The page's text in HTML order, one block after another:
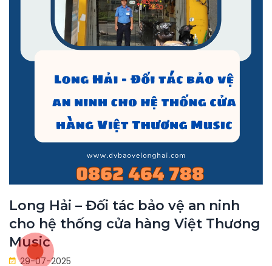
Long Hải – Đối tác bảo vệ an ninh
cho hệ thống cửa hàng Việt Thương
Music
29-07-2025